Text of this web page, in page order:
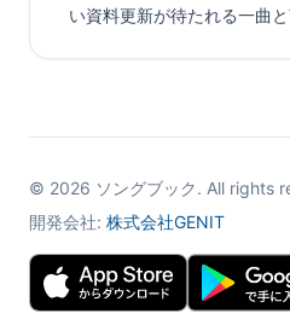
い資料更新が待たれる一曲と
© 2026 ソングブック. All rights
開発会社: 株式会社GENIT